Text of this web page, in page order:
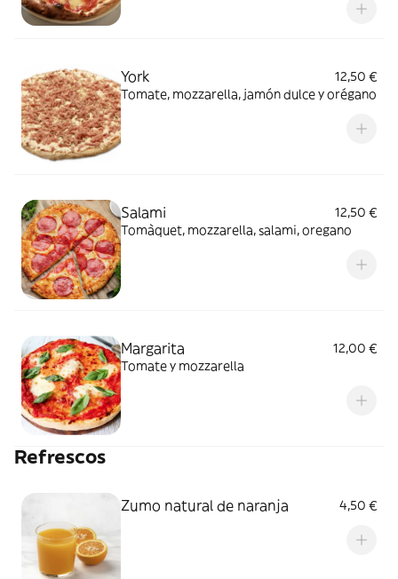
York
12,50 €
Tomate, mozzarella, jamón dulce y orégano
Salami
12,50 €
Tomàquet, mozzarella, salami, oregano
Margarita
12,00 €
Tomate y mozzarella
Refrescos
Zumo natural de naranja 4,50 €